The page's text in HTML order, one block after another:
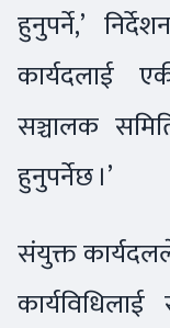
हुनुपर्ने,’
कार्यदलाई
सञ्चालक
हुनुपर्नेछ ।’
संयुक्त